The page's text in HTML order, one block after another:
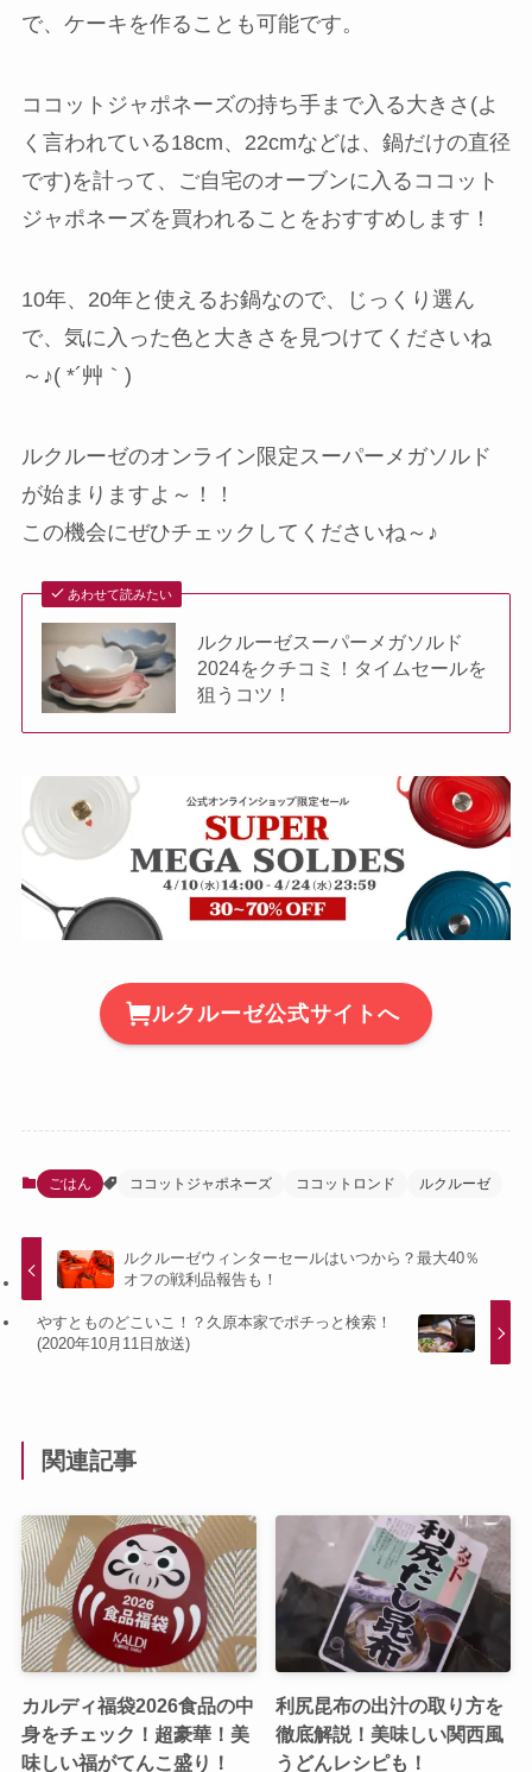
で、ケーキを作ることも可能です。
ココットジャポネーズの持ち手まで入る大きさ(よ
く言われている18cm、22cmなどは、鍋だけの直径
です)を計って、ご自宅のオーブンに入るココット
ジャポネーズを買われることをおすすめします！
10年、20年と使えるお鍋なので、じっくり選ん
で、気に入った色と大きさを見つけてくださいね
～♪( *´艸｀)
ルクルーゼのオンライン限定スーパーメガソルド
が始まりますよ～！！
この機会にぜひチェックしてくださいね～♪
あわせて読みたい
ルクルーゼスーパーメガソルド
2024をクチコミ！タイムセールを
狙うコツ！
ルクルーゼ公式サイトへ
ごはん ココットジャポネーズ ココットロンド ルクルーゼ
ルクルーゼウィンターセールはいつから？最大40％
オフの戦利品報告も！
やすとものどこいこ！？久原本家でポチっと検索！
(2020年10月11日放送)
関連記事
カルディ福袋2026食品の中
身をチェック！超豪華！美
味しい福がてんこ盛り！
利尻昆布の出汁の取り方を
徹底解説！美味しい関西風
うどんレシピも！